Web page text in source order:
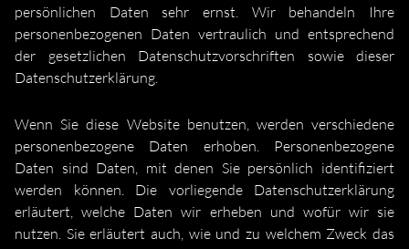
persönlichen Daten sehr ernst. Wir behandeln Ihre
personenbezogenen Daten vertraulich und entsprechend
der gesetzlichen Datenschutzvorschriften sowie dieser
Datenschutzerklärung.
Wenn Sie diese Website benutzen, werden verschiedene
personenbezogene Daten erhoben. Personenbezogene
Daten sind Daten, mit denen Sie persönlich identifiziert
werden können. Die vorliegende Datenschutzerklärung
erläutert, welche Daten wir erheben und wofür wir sie
nutzen. Sie erläutert auch, wie und zu welchem Zweck das